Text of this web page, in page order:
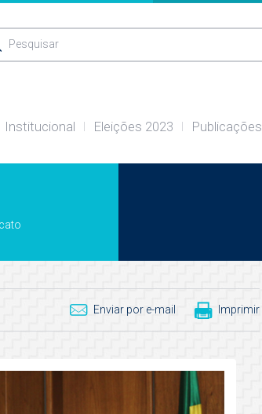
Pesquisar
Institucional Eleições 2023 Publicações
Enviar por e-mail Imprimir